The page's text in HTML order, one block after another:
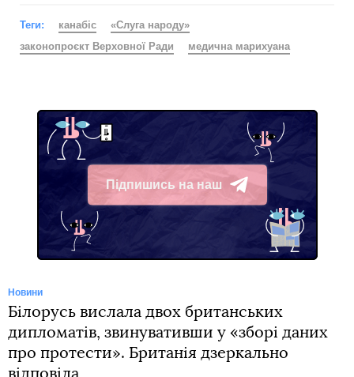
Теги: канабіс
«Слуга народу»
законопроєкт Верховної Ради
медична марихуана
Підпишись на наш
Telegram
Новини
Білорусь вислала двох британських
дипломатів, звинувативши у «зборі даних
про протести». Британія дзеркально